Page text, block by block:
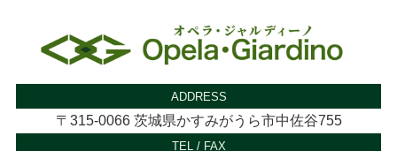
ADDRESS
〒315-0066 茨城県かすみがうら市中佐谷755
TEL / FAX